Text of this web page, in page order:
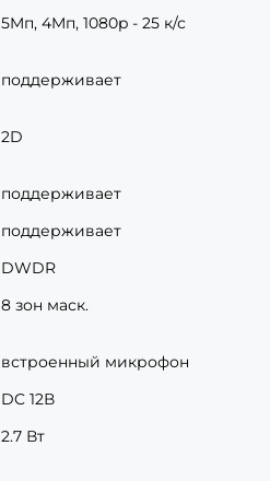
5Mп, 4Mп, 1080p - 25 к/с
поддерживает
2D
поддерживает
поддерживает
DWDR
8 зон маск.
встроенный микрофон
DC 12В
2.7 Вт